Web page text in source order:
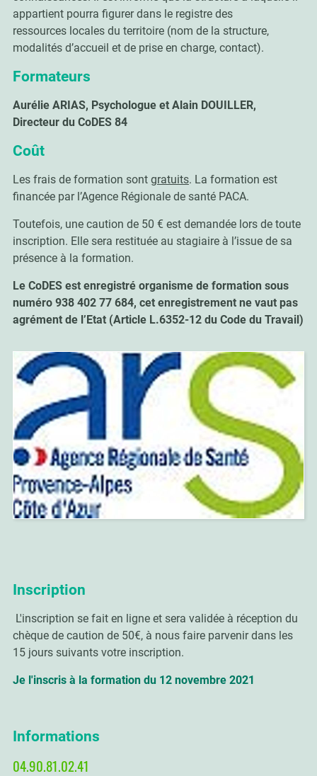
appartient pourra figurer dans le registre des
ressources locales du territoire (nom de la structure,
modalités d’accueil et de prise en charge, contact).
Formateurs
Aurélie ARIAS, Psychologue et Alain DOUILLER,
Directeur du CoDES 84
Coût
Les frais de formation sont gratuits. La formation est
financée par l’Agence Régionale de santé PACA.
Toutefois, une caution de 50 € est demandée lors de toute
inscription. Elle sera restituée au stagiaire à l’issue de sa
présence à la formation.
Le CoDES est enregistré organisme de formation sous
numéro 938 402 77 684, cet enregistrement ne vaut pas
agrément de l’Etat (Article L.6352-12 du Code du Travail)
Inscription
L'inscription se fait en ligne et sera validée à réception du
chèque de caution de 50€, à nous faire parvenir dans les
15 jours suivants votre inscription.
Je l'inscris à la formation du 12 novembre 2021
Informations
04.90.81.02.41